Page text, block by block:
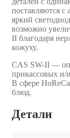
поставляются с
яркий
возможно
II благодаря
кожуху.
CAS SW-II —
прикассовых и/
В сфере
блюд.
Детали